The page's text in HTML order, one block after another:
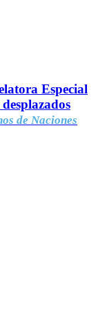
Especial
de Naciones